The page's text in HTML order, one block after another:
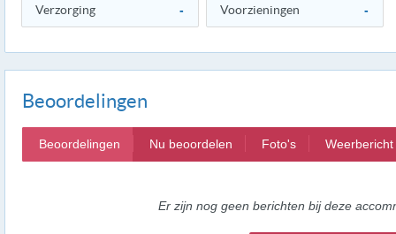
Verzorging - Voorzieningen -
Beoordelingen
Beoordelingen Nu beoordelen Foto's Weerbericht
Er zijn nog geen berichten bij deze